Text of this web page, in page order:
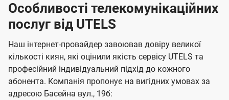
Особливості телекомунікаційних
послуг від UTELS
Наш інтернет-провайдер завоював довіру великої
кількості киян, які оцінили якість сервісу UTELS та
професійний індивідуальний підхід до кожного
абонента. Компанія пропонує на вигідних умовах за
адресою Басейна вул., 19б: